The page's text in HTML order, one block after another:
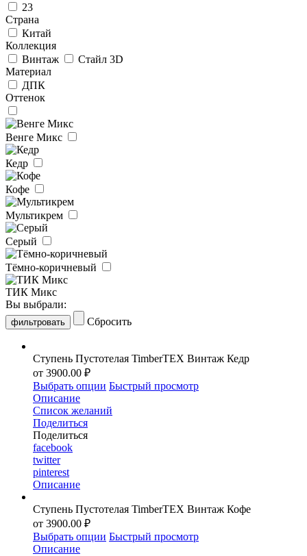
23
Страна
Китай
Коллекция
Винтаж
Стайл 3D
Материал
ДПК
Оттенок
Венге Микс
Кедр
Кофе
Мультикрем
Серый
Тёмно-коричневый
ТИК Микс
Вы выбрали:
Сбросить
Ступень Пустотелая TimberTEX Винтаж Кедр
от 3900.00 ₽
Выбрать опции Быстрый просмотр
Описание
Список желаний
Поделиться
Поделиться
facebook
twitter
pinterest
Описание
Ступень Пустотелая TimberTEX Винтаж Кофе
от 3900.00 ₽
Выбрать опции Быстрый просмотр
Описание